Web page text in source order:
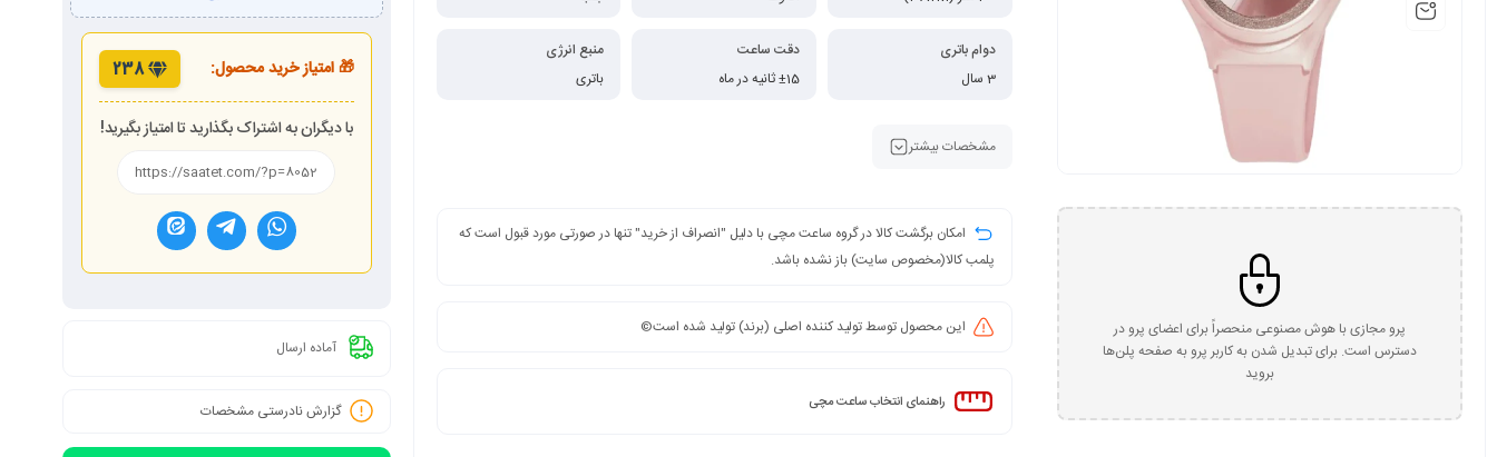
پرو مجازی با هوش مصنوعی منحصراً برای اعضای پرو در
دسترس است. برای تبدیل شدن به کاربر پرو به صفحه پلن‌ها
بروید
دوام باتری
3 سال
دقت ساعت
±15 ثانیه در ماه
منبع انرژی
باتری
مشخصات بیشتر
امکان برگشت کالا در گروه ساعت مچی با دلیل "انصراف از خرید" تنها در صورتی مورد قبول است که
پلمب کالا(مخصوص سایت) باز نشده باشد.
این محصول توسط تولید کننده اصلی (برند) تولید شده است©️
راهنمای انتخاب ساعت مچی
🎁 امتیاز خرید محصول: 238
با دیگران به اشتراک بگذارید تا امتیاز بگیرید!
آماده ارسال
گزارش نادرستی مشخصات